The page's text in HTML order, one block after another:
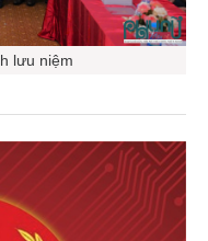
lưu niệm